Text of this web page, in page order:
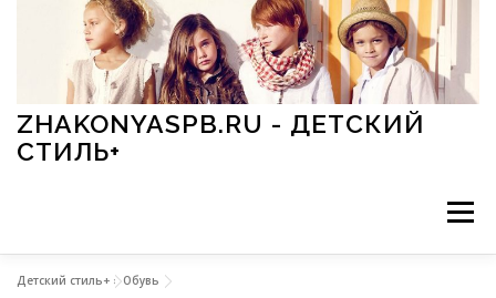
Перейти к содержимому
ZHAKONYASPB.RU - ДЕТСКИЙ
СТИЛЬ+
Меню
Детский стиль+ »Обувь